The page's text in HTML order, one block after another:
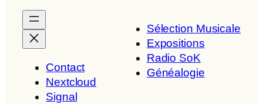
Contact
Nextcloud
Signal
Sélection Musicale
Expositions
Radio SoK
Généalogie